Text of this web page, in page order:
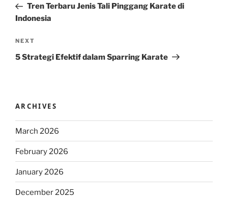
PostTren Terbaru Jenis Tali Pinggang Karate di
Indonesia
Next
Post
NEXT
5 Strategi Efektif dalam Sparring Karate
ARCHIVES
March 2026
February 2026
January 2026
December 2025